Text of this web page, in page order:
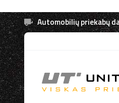
Automobilių priekabų